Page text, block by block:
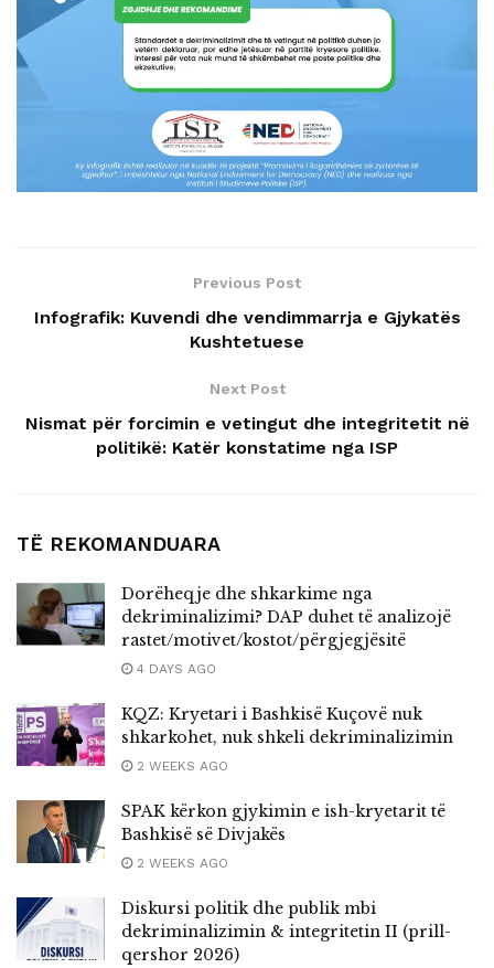
Previous Post
Infografik: Kuvendi dhe vendimmarrja e Gjykatës
Kushtetuese
Next Post
Nismat për forcimin e vetingut dhe integritetit në
politikë: Katër konstatime nga ISP
TË REKOMANDUARA
Dorëheqje dhe shkarkime nga
dekriminalizimi? DAP duhet të analizojë
rastet/motivet/kostot/përgjegjësitë
4 DAYS AGO
KQZ: Kryetari i Bashkisë Kuçovë nuk
shkarkohet, nuk shkeli dekriminalizimin
2 WEEKS AGO
SPAK kërkon gjykimin e ish-kryetarit të
Bashkisë së Divjakës
2 WEEKS AGO
Diskursi politik dhe publik mbi
dekriminalizimin & integritetin II (prill-
qershor 2026)